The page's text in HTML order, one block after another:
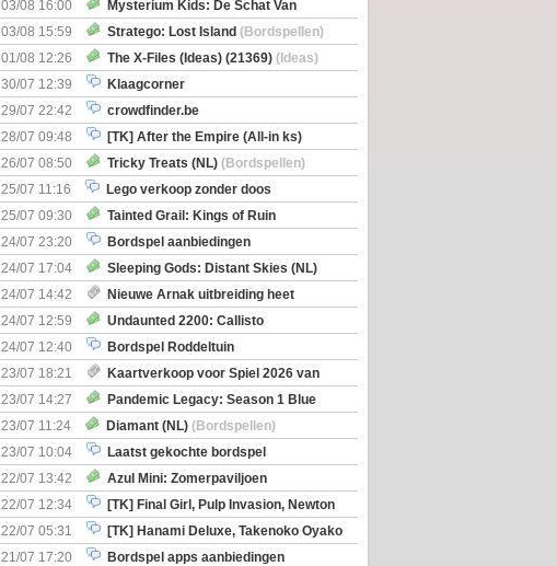
03/08 16:00
Mysterium Kids: De Schat Van
Kapitein Boe
(Bordspellen)
03/08 15:59 Stratego: Lost Island (Bordspellen)
01/08 12:26
The X-Files (Ideas) (21369) (Ideas)
30/07 12:39
Klaagcorner
29/07 22:42
crowdfinder.be
28/07 09:48
[TK] After the Empire (All-in ks)
26/07 08:50
Tricky Treats (NL) (Bordspellen)
25/07 11:16
Lego verkoop zonder doos
25/07 09:30
Tainted Grail: Kings of Ruin
Uitbreiding: Wyrd Encounters(Bordspellen)
24/07 23:20
Bordspel aanbiedingen
24/07 17:04
Sleeping Gods: Distant Skies (NL)
(Bordspellen)
24/07 14:42
Nieuwe Arnak uitbreiding heet
Surprise Shipments
24/07 12:59
Undaunted 2200: Callisto
(Bordspellen)
24/07 12:40
Bordspel Roddeltuin
23/07 18:21
Kaartverkoop voor Spiel 2026 van
start
23/07 14:27
Pandemic Legacy: Season 1 Blue
(Bordspellen)
23/07 11:24 Diamant (NL) (Bordspellen)
23/07 10:04
Laatst gekochte bordspel
22/07 13:42
Azul Mini: Zomerpaviljoen
(Bordspellen)
22/07 12:34
[TK] Final Girl, Pulp Invasion, Newton
& Great Discoveries
22/07 05:31
[TK] Hanami Deluxe, Takenoko Oyako
bigbox
21/07 17:20
Bordspel apps aanbiedingen